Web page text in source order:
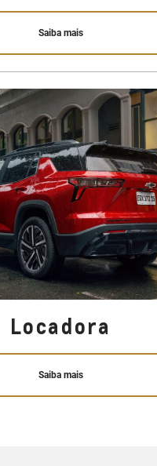
Saiba mais
Locadora
Saiba mais